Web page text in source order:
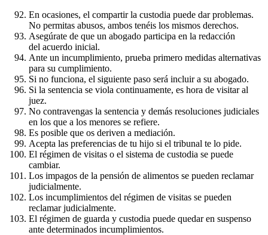
En ocasiones, el compartir la custodia puede dar problemas.
No permitas abusos, ambos tenéis los mismos derechos.
Asegúrate de que un abogado participa en la redacción
del acuerdo inicial.
Ante un incumplimiento, prueba primero medidas alternativas
para su cumplimiento.
Si no funciona, el siguiente paso será incluir a su abogado.
Si la sentencia se viola continuamente, es hora de visitar al
juez.
No contravengas la sentencia y demás resoluciones judiciales
en los que a los menores se refiere.
Es posible que os deriven a mediación.
Acepta las preferencias de tu hijo si el tribunal te lo pide.
El régimen de visitas o el sistema de custodia se puede
cambiar.
Los impagos de la pensión de alimentos se pueden reclamar
judicialmente.
Los incumplimientos del régimen de visitas se pueden
reclamar judicialmente.
El régimen de guarda y custodia puede quedar en suspenso
ante determinados incumplimientos.